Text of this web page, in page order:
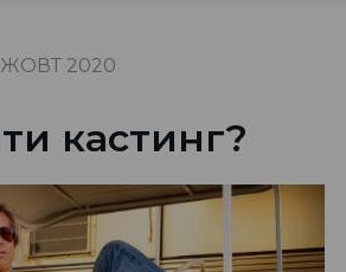
ЖОВТ 2020
кастинг?